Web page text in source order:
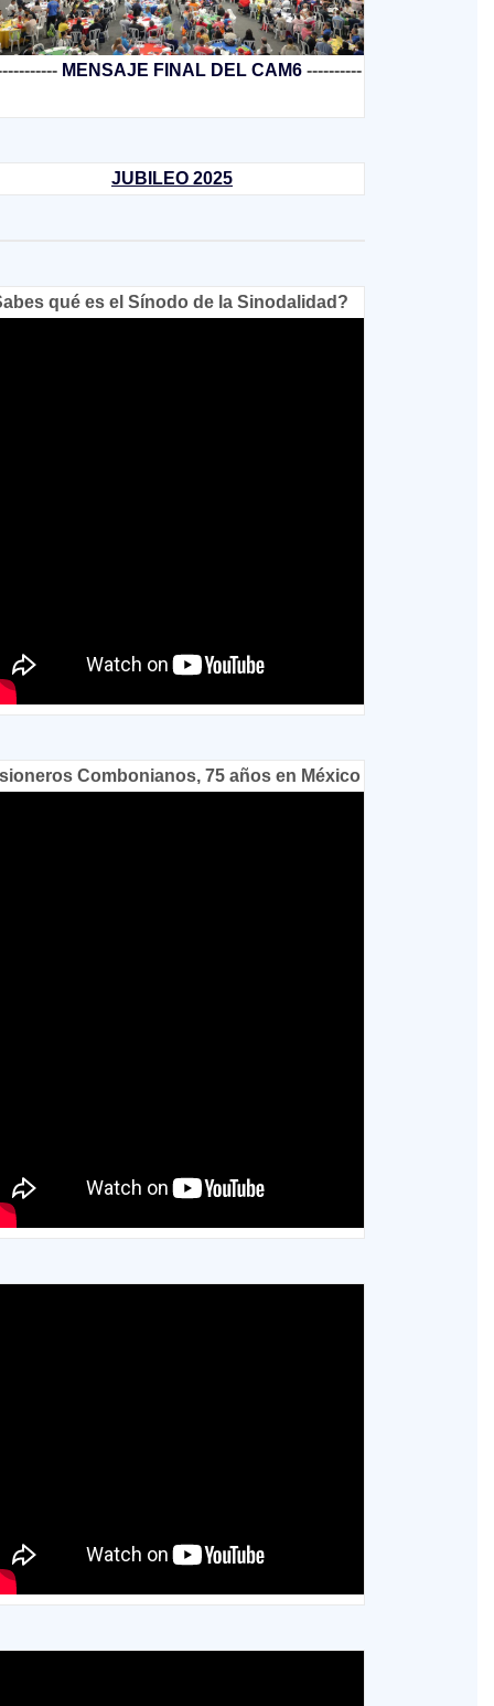
MENSAJE FINAL DEL CAM6 ----------
JUBILEO 2025
qué es el Sínodo de la Sinodalidad?
Combonianos, 75 años en México